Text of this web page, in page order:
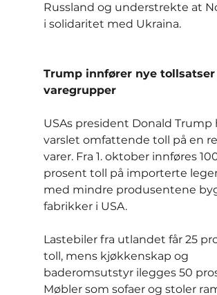
Russland og understrekte at
i solidaritet med Ukraina.
Trump innfører nye
varegrupper
USAs president Donald Trump
varslet omfattende toll på en
varer. Fra 1. oktober innføres
prosent toll på importerte
med mindre produsentene
fabrikker i USA.
Lastebiler fra utlandet får 25
toll, mens kjøkkenskap og
baderomsutstyr ilegges 50
Møbler som sofaer og stoler